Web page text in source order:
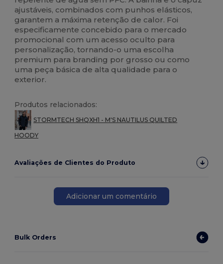
ajustáveis, combinados com punhos elásticos,
garantem a máxima retenção de calor. Foi
especificamente concebido para o mercado
promocional com um acesso oculto para
personalização, tornando-o uma escolha
premium para branding por grosso ou como
uma peça básica de alta qualidade para o
exterior.
Produtos relacionados:
STORMTECH SHQXH1 - M'S NAUTILUS QUILTED
HOODY
Avaliações de Clientes do Produto
Adicionar um comentário
Bulk Orders